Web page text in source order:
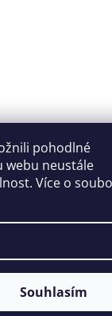
pohodlné
webu neustále
Více o
Souhlasím